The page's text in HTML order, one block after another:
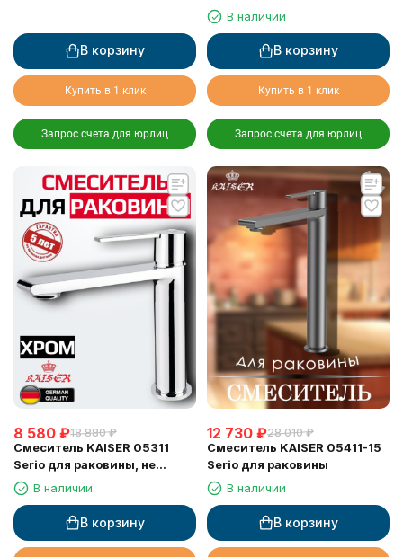
В корзину
Купить в 1 клик
Запрос счета для юрлиц
термостатом 6282
В наличии
В корзину
Купить в 1 клик
Запрос счета для юрлиц
8 580 ₽18 880 ₽
Смеситель KAISER 05311
Serio для раковины, не
поворотный, хром
(картридж 6202)
В наличии
В корзину
12 730 ₽28 010 ₽
Смеситель KAISER 05411-15
Serio для раковины
В наличии
В корзину